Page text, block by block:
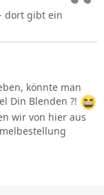
dort gibt ein
könnte man
Din Blenden ?!
wir von hier aus